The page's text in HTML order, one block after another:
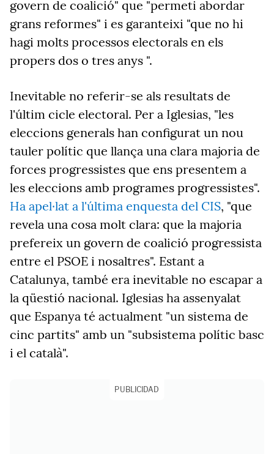
govern de coalició" que "permeti abordar
grans reformes" i es garanteixi "que no hi
hagi molts processos electorals en els
propers dos o tres anys ".
Inevitable no referir-se als resultats de
l'últim cicle electoral. Per a Iglesias, "les
eleccions generals han configurat un nou
tauler polític que llança una clara majoria de
forces progressistes que ens presentem a
les eleccions amb programes progressistes".
Ha apel·lat a l'última enquesta del CIS, "que
revela una cosa molt clara: que la majoria
prefereix un govern de coalició progressista
entre el PSOE i nosaltres". Estant a
Catalunya, també era inevitable no escapar a
la qüestió nacional. Iglesias ha assenyalat
que Espanya té actualment "un sistema de
cinc partits" amb un "subsistema polític basc
i el català".
PUBLICIDAD